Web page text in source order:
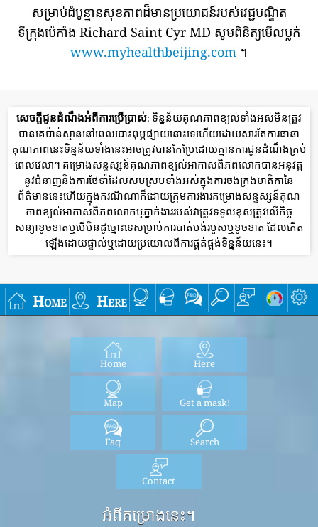
សម្រាប់ដំបូន្មានសុខភាពដ៏មានប្រយោជន៍របស់វេជ្ជបណ្ឌិត
ទីក្រុងប៉េកាំង Richard Saint Cyr MD សូមពិនិត្យមើលប្លក់
www.myhealthbeijing.com ។
សេចក្តីជូនដំណឹងអំពីការប្រើប្រាស់: ទិន្នន័យគុណភាពខ្យល់ទាំងអស់មិនត្រូវ
បានគេប៉ាន់ស្មាននៅពេលបោះពុម្ភផ្សាយនោះទេហើយដោយសារតែការធានា
គុណភាពនេះទិន្នន័យទាំងនេះអាចត្រូវបានកែប្រែដោយគ្មានការជូនដំណឹងគ្រប់
ពេលវេលា។ គម្រោងសន្ទស្សន៍គុណភាពខ្យល់អាកាសពិភពលោកបានអនុវត្ត
នូវជំនាញនិងការថែទាំដែលសមស្របទាំងអស់ក្នុងការចងក្រងមាតិកានៃ
ព័ត៌មាននេះហើយក្នុងករណីណាក៏ដោយក្រុមការងារគម្រោងសន្ទស្សន៍គុណ
ភាពខ្យល់អាកាសពិភពលោកឬភ្នាក់ងាររបស់វាត្រូវទទួលខុសត្រូវលើកិច្ច
សន្យាខូចខាតឬបើមិនដូច្នោះទេសម្រាប់ការបាត់បង់របួសឬខូចខាត ដែលកើត
ឡើងដោយផ្ទាល់ឬដោយប្រយោលពីការផ្គត់ផ្គង់ទិន្នន័យនេះ។
Home Here
Home Here
Map Get a mask!
Faq Search
Contact
អំពីគម្រោងនេះ។